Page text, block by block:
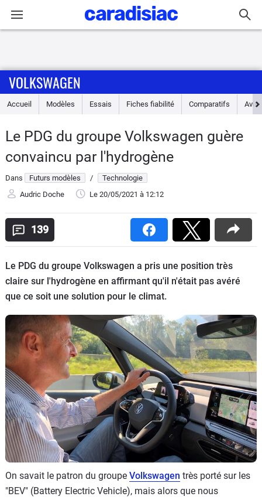
Accueil
Essais
Guide
d'achat
Electriques
Utilitaires
Flottes
Services
Forum
Moto
Marques
VOLKSWAGEN
Accueil Modèles Essais Fiches fiabilité Comparatifs Avis
Le PDG du groupe Volkswagen guère
convaincu par l'hydrogène
Dans Futurs modèles /
Technologie
Audric Doche
Le 20/05/2021 à 12:12
139
Le PDG du groupe Volkswagen a pris une position très
claire sur l'hydrogène en affirmant qu'il n'était pas avéré
que ce soit une solution pour le climat.
On savait le patron du groupe Volkswagen très porté sur les
"BEV" (Battery Electric Vehicle), mais alors que nous